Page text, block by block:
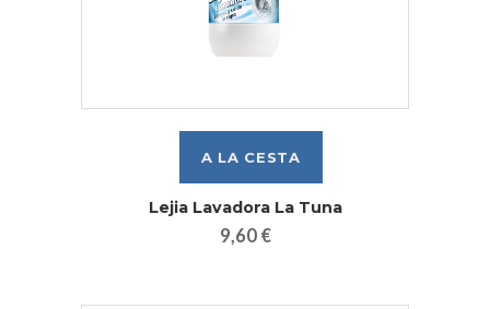
Lejia Lavadora La Tuna
9,60 €